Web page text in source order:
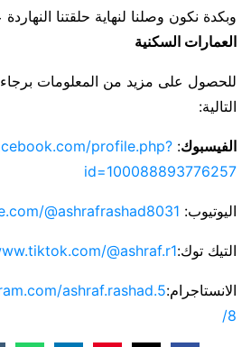
وبكدة نكون وصلنا لنهاية حلقتنا
العمارات السكنية
للحصول على مزيد من المعلومات
التالية:
الفيسبوك:
profile.php?
id=100088893776257
اليوتيوب: @ashrafrashad8031
التيك توك:@ashraf.r1
الانستاجرام:ashraf.rashad.5
8/